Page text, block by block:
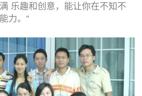
乐趣和创意，能让你在不知不
力。”